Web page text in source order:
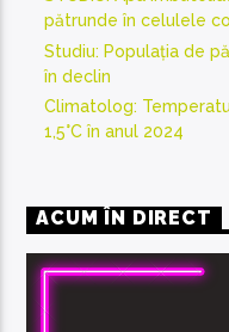
pătrunde în celulele
Studiu: Populația de
în declin
Climatolog:
1,5°C în anul 2024
ACUM ÎN DIRECT